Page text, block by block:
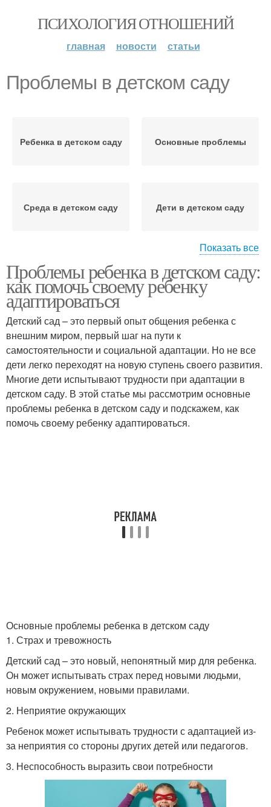
ПСИХОЛОГИЯ ОТНОШЕНИЙ
главная новости статьи
Проблемы в детском саду
Ребенка в детском саду Основные проблемы
Среда в детском саду Дети в детском саду
Детский сад
Показать все
Проблемы ребенка в детском саду:
как помочь своему ребенку
адаптироваться
Детский сад – это первый опыт общения ребенка с
внешним миром, первый шаг на пути к
самостоятельности и социальной адаптации. Но не все
дети легко переходят на новую ступень своего развития.
Многие дети испытывают трудности при адаптации в
детском саду. В этой статье мы рассмотрим основные
проблемы ребенка в детском саду и подскажем, как
помочь своему ребенку адаптироваться.
Основные проблемы ребенка в детском саду
1. Страх и тревожность
Детский сад – это новый, непонятный мир для ребенка.
Он может испытывать страх перед новыми людьми,
новым окружением, новыми правилами.
2. Неприятие окружающих
Ребенок может испытывать трудности с адаптацией из-
за неприятия со стороны других детей или педагогов.
3. Неспособность выразить свои потребности